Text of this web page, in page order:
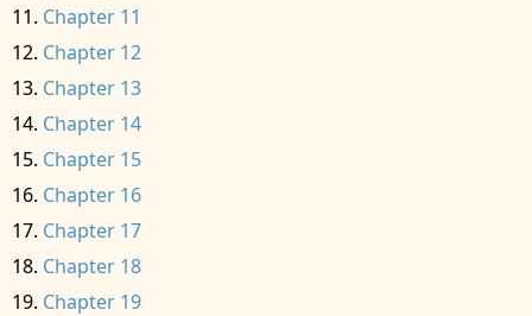
Chapter 11
Chapter 12
Chapter 13
Chapter 14
Chapter 15
Chapter 16
Chapter 17
Chapter 18
Chapter 19